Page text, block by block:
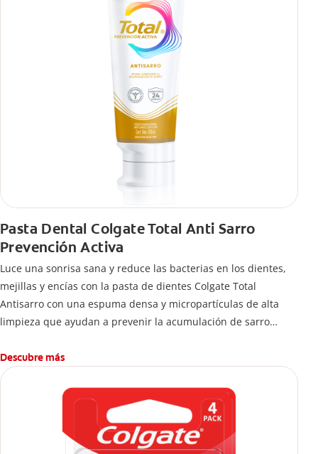
Pasta Dental Colgate Total Anti Sarro
Prevención Activa
Luce una sonrisa sana y reduce las bacterias en los dientes,
mejillas y encías con la pasta de dientes Colgate Total
Antisarro con una espuma densa y micropartículas de alta
limpieza que ayudan a prevenir la acumulación de sarro
Descubre más